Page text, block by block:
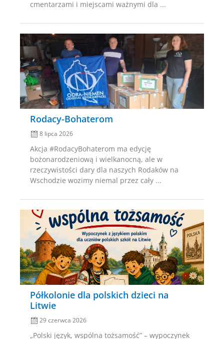
cmentarzami i miejscami ważnymi dla ...
Rodacy-Bohaterom
Posted
on
8 lipca 2026
Akcja #RodacyBohaterom ma edycję
bożonarodzeniową i wielkanocną, ale w
rzeczywistości dary dla naszych Rodaków na
Wschodzie wozimy niemal przez cały ...
Półkolonie dla polskich dzieci na
Litwie
Posted
on
29 czerwca 2026
„Polski język, wspólna tożsamość” – wypoczynek